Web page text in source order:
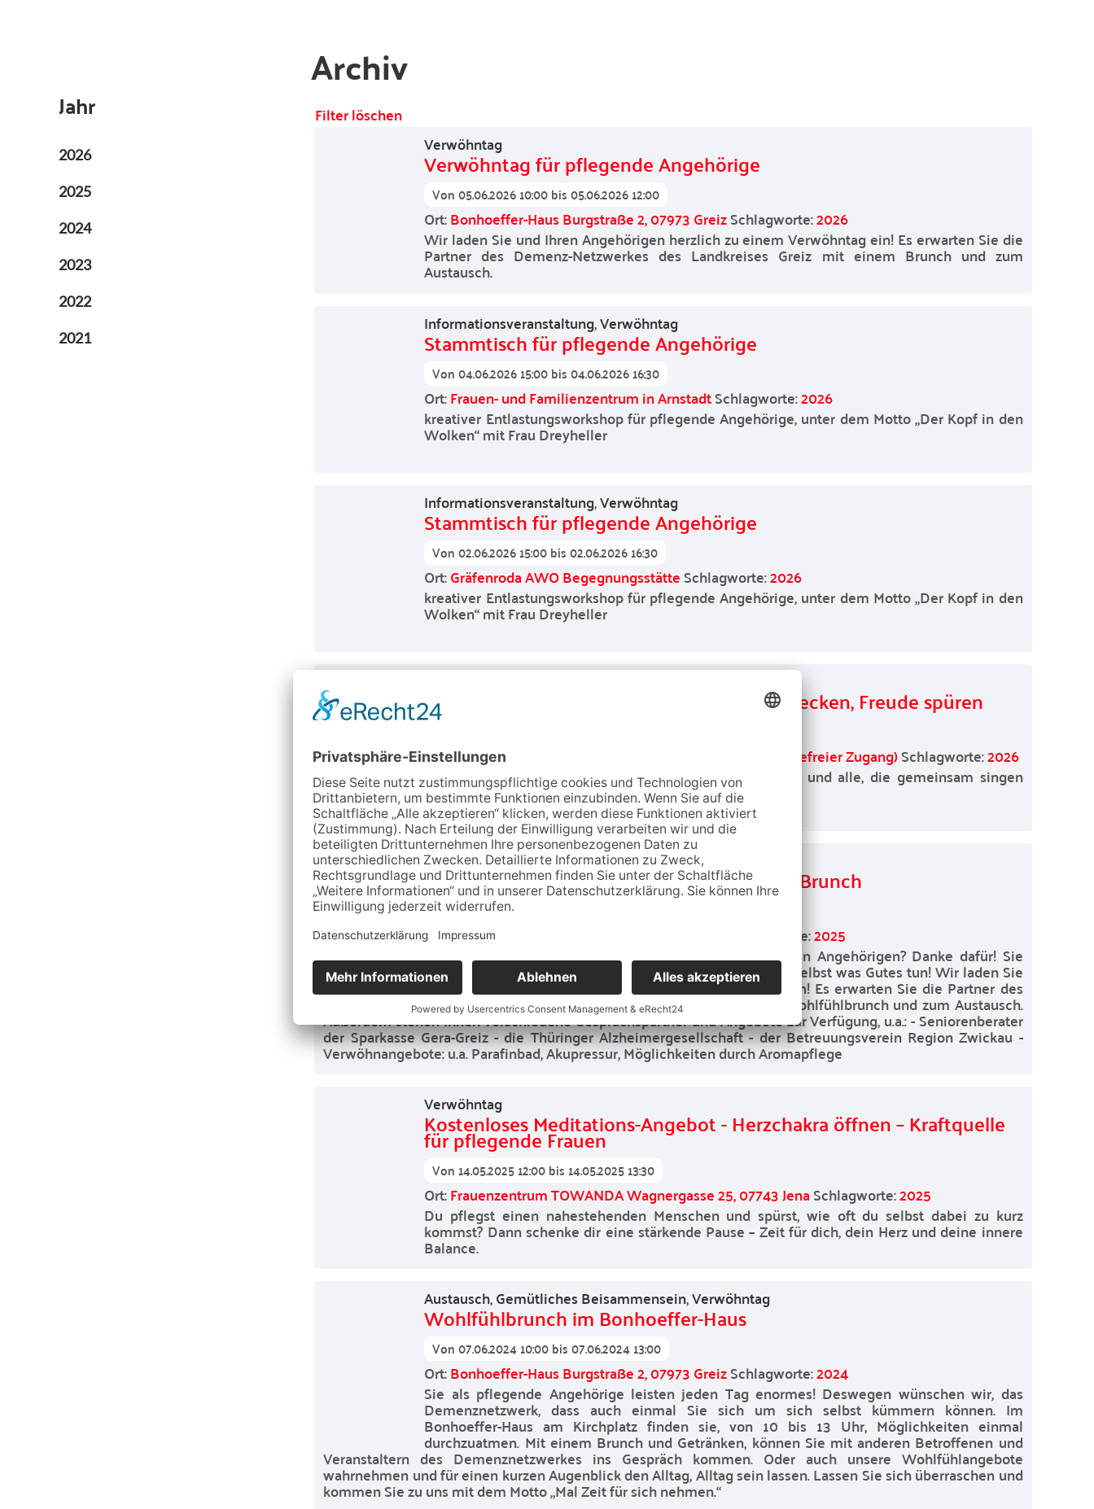
Archiv
Filter löschen
Verwöhntag
Verwöhntag für pflegende Angehörige
Von05.06.2026 10:00bis05.06.2026 12:00
Ort:Bonhoeffer-Haus Burgstraße 2, 07973 GreizSchlagworte:2026
Wir laden Sie und Ihren Angehörigen herzlich zu einem Verwöhntag ein! Es erwarten Sie die
Partner des Demenz-Netzwerkes des Landkreises Greiz mit einem Brunch und zum
Austausch.
Informationsveranstaltung,Verwöhntag
Stammtisch für pflegende Angehörige
Von04.06.2026 15:00bis04.06.2026 16:30
Ort:Frauen- und Familienzentrum in ArnstadtSchlagworte:2026
kreativer Entlastungsworkshop für pflegende Angehörige, unter dem Motto „Der Kopf in den
Wolken“ mit Frau Dreyheller
Informationsveranstaltung,Verwöhntag
Stammtisch für pflegende Angehörige
Von02.06.2026 15:00bis02.06.2026 16:30
Ort:Gräfenroda AWO BegegnungsstätteSchlagworte:2026
kreativer Entlastungsworkshop für pflegende Angehörige, unter dem Motto „Der Kopf in den
Wolken“ mit Frau Dreyheller
Singen mit PFLEGESEGEN: Erinnerungen wecken, Freude spüren
Ort:Mit Medien e. V. Brühler Straße 52 99084 Erfurt (barrierefreier Zugang)Schlagworte:2026
Ein Nachmittag für pflegende Angehörige, ihre Liebsten und alle, die gemeinsam singen
möchten.
Austausch,Verwöhntag
Verwöhntag für pflegende Angehörige mit Brunch
Von16.05.2025 10:00
Ort:Bonhoeffer-Haus Burgstraße 2 07973 Greiz Schlagworte:2025
Sie begleiten und versorgen Ihren an Demenz erkrankten Angehörigen? Danke dafür! Sie
haben es sich verdient! Einmal kurz inne halten und sich selbst was Gutes tun! Wir laden Sie
und Ihren Angehörigen herzlich zu einem Verwöhntag ein! Es erwarten Sie die Partner des
Demenz-Netzwerkes des Landkreises Greiz mit einem Wohlfühlbrunch und zum Austausch.
Außerdem stehen Ihnen verschiedene Gesprächspartner und Angebote zur Verfügung, u.a.: - Seniorenberater
der Sparkasse Gera-Greiz - die Thüringer Alzheimergesellschaft - der Betreuungsverein Region Zwickau -
Verwöhnangebote: u.a. Parafinbad, Akupressur, Möglichkeiten durch Aromapflege
Verwöhntag
Kostenloses Meditations-Angebot - Herzchakra öffnen – Kraftquelle
für pflegende Frauen
Von 14.05.2025 12:00bis 14.05.2025 13:30
Ort:Frauenzentrum TOWANDA Wagnergasse 25, 07743 JenaSchlagworte:2025
Du pflegst einen nahestehenden Menschen und spürst, wie oft du selbst dabei zu kurz
kommst? Dann schenke dir eine stärkende Pause – Zeit für dich, dein Herz und deine innere
Balance.
Austausch,Gemütliches Beisammensein,Verwöhntag
Wohlfühlbrunch im Bonhoeffer-Haus
Von07.06.2024 10:00bis07.06.2024 13:00
Ort:Bonhoeffer-Haus Burgstraße 2, 07973 GreizSchlagworte:2024
Sie als pflegende Angehörige leisten jeden Tag enormes! Deswegen wünschen wir, das
Demenznetzwerk, dass auch einmal Sie sich um sich selbst kümmern können. Im
Bonhoeffer-Haus am Kirchplatz finden sie, von 10 bis 13 Uhr, Möglichkeiten einmal
durchzuatmen. Mit einem Brunch und Getränken, können Sie mit anderen Betroffenen und
Veranstaltern des Demenznetzwerkes ins Gespräch kommen. Oder auch unsere Wohlfühlangebote
wahrnehmen und für einen kurzen Augenblick den Alltag, Alltag sein lassen. Lassen Sie sich überraschen und
kommen Sie zu uns mit dem Motto „Mal Zeit für sich nehmen.“
Jahr
2026
2025
2024
2023
2022
2021